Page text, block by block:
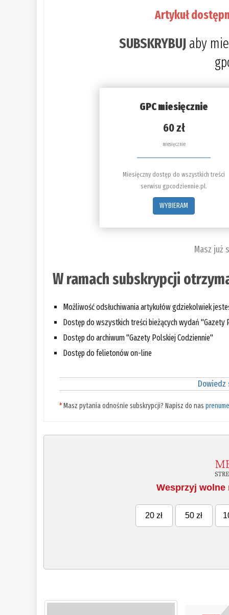
Artykuł
SUBSKRYBUJaby
GPC miesięcznie
60 zł
miesięcznie
Miesięczny dostęp do wszystkich treści
serwisu gpcodziennie.pl.
WYBIERAM
Masz już
W ramach subskrypcji
Możliwość odsłuchiwania artykułów gdziekolwiek
Dostęp do wszystkich treści bieżących wydań "Gazety
Dostęp do archiwum "Gazety Polskiej Codziennie"
Dostęp do felietonów on-line
Dowiedz
*Masz pytania odnośnie subskrypcji? Napisz do nas
Wesprzyj wolne
20 zł 50 zł